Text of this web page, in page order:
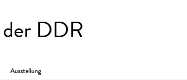
DDR
Ausstellung